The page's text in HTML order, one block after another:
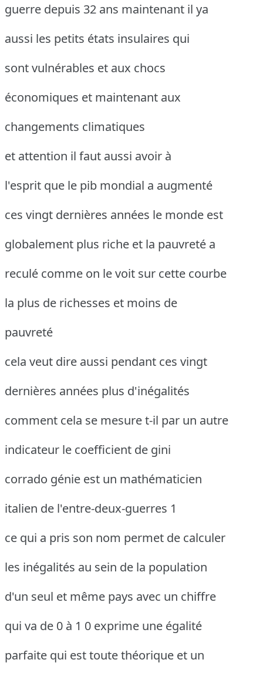
guerre depuis 32 ans maintenant il ya
aussi les petits états insulaires qui
sont vulnérables et aux chocs
économiques et maintenant aux
changements climatiques
et attention il faut aussi avoir à
l'esprit que le pib mondial a augmenté
ces vingt dernières années le monde est
globalement plus riche et la pauvreté a
reculé comme on le voit sur cette courbe
la plus de richesses et moins de
pauvreté
cela veut dire aussi pendant ces vingt
dernières années plus d'inégalités
comment cela se mesure t-il par un autre
indicateur le coefficient de gini
corrado génie est un mathématicien
italien de l'entre-deux-guerres 1
ce qui a pris son nom permet de calculer
les inégalités au sein de la population
d'un seul et même pays avec un chiffre
qui va de 0 à 1 0 exprime une égalité
parfaite qui est toute théorique et un